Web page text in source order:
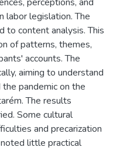
labor legislation. The
to content analysis. This
of patterns, themes,
accounts. The
aiming to understand
pandemic on the
The results
Some cultural
and precarization
little practical